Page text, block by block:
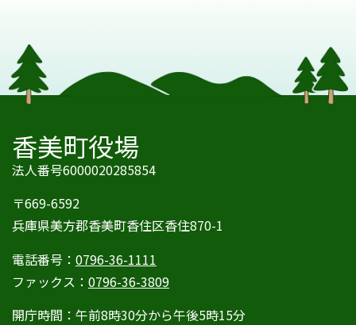
香美町役場
法人番号6000020285854
〒669-6592
兵庫県美方郡香美町香住区香住870-1
電話番号： 0796-36-1111
ファックス： 0796-36-3809
開庁時間：午前8時30分から午後5時15分